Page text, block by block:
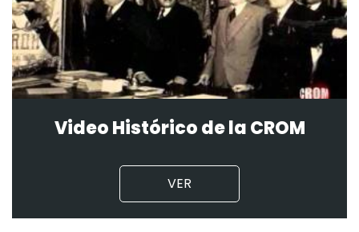
Video Histórico de la CROM
VER